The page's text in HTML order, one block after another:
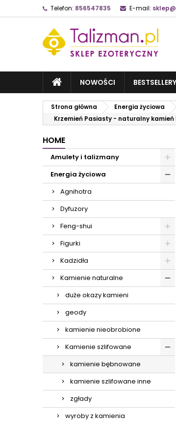
Telefon: 856547835 E-mail:
NOWOŚCI BESTSELLERY
Strona główna Energia życiowa
Krzemień Pasiasty - naturalny
HOME
Amulety i talizmany
Energia życiowa
Agnihotra
Dyfuzory
Feng-shui
Figurki
Kadzidła
Kamienie naturalne
duże okazy kamieni
geody
kamienie nieobrobione
Kamienie szlifowane
kamienie bębnowane
kamienie szlifowane inne
zgłady
wyroby z kamienia